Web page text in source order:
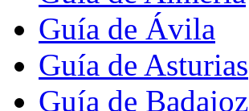
Guía de Ávila
Guía de Asturias
Guía de Badajoz